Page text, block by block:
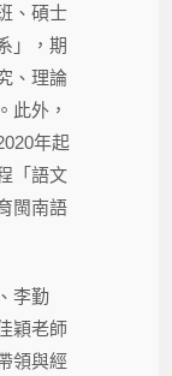
、碩士
」，期
、理論
此外，
年起
「語文
閩南語
李勤
穎老師
領與經